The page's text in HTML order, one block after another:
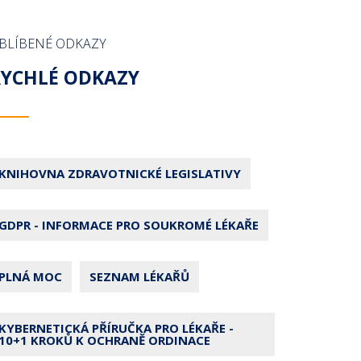
ODKAZY
ODKAZY
ZDRAVOTNICKÉ LEGISLATIVY
- INFORMACE PRO SOUKROMÉ LÉKAŘE
MOC SEZNAM LÉKAŘŮ
PŘÍRUČKA PRO LÉKAŘE -
KROKŮ K OCHRANĚ ORDINACE